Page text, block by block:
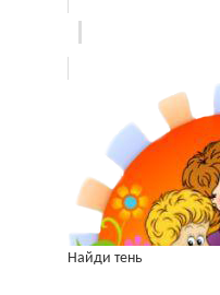
Найди тень